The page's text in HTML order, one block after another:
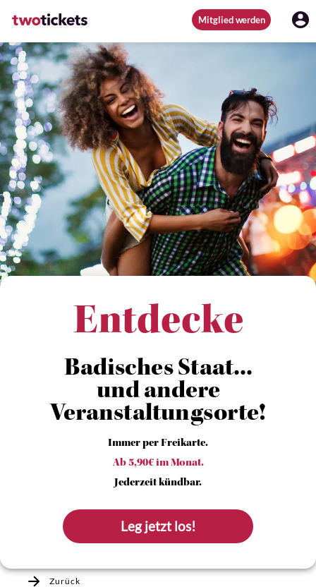
Mitglied werden
Entdecke
Badisches Staat...
und andere
Veranstaltungsorte!
Immer per Freikarte.
Ab 5,90€ im Monat.
Jederzeit kündbar.
Leg jetzt los!
Zurück